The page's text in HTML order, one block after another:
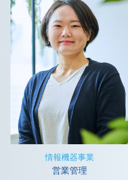
情報機器事業
営業管理